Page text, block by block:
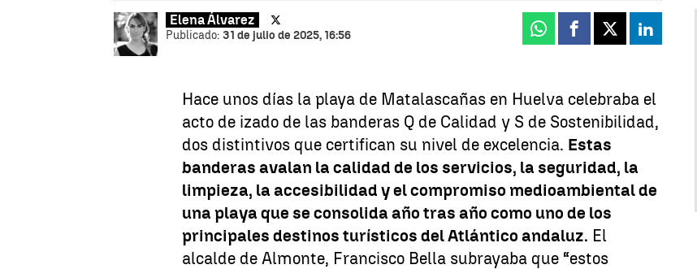
Elena Álvarez
Publicado: 31 de julio de 2025, 16:56 Whatsapp
Facebook
X Linkedin
Hace unos días la playa de Matalascañas en Huelva celebraba el
acto de izado de las banderas Q de Calidad y S de Sostenibilidad,
dos distintivos que certifican su nivel de excelencia. Estas
banderas avalan la calidad de los servicios, la seguridad, la
limpieza, la accesibilidad y el compromiso medioambiental de
una playa que se consolida año tras año como uno de los
principales destinos turísticos del Atlántico andaluz. El
alcalde de Almonte, Francisco Bella subrayaba que “estos